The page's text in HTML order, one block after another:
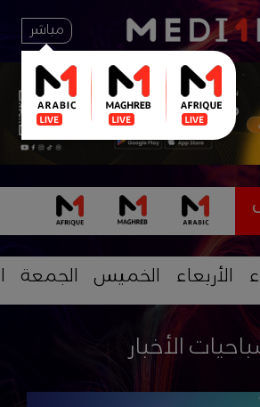
مباشر
الأربعاء الخميس الجمعة
الأخبار